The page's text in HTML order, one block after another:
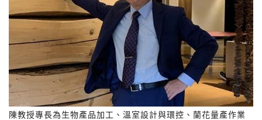
陳教授專長為生物產品加工、溫室設計與環控、蘭花量產作業